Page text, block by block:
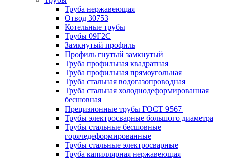
Труба нержавеющая
Отвод 30753
Котельные трубы
Трубы 09Г2С
Замкнутый профиль
Профиль гнутый замкнутый
Труба профильная квадратная
Труба профильная прямоугольная
Труба стальная водогазопроводная
Труба стальная холоднодеформированная
бесшовная
Прецизионные трубы ГОСТ 9567
Трубы электросварные большого диаметра
Трубы стальные бесшовные
горячедеформированные
Трубы стальные электросварные
Труба капиллярная нержавеющая